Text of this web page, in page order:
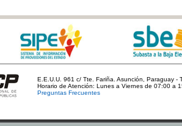
E.E.U.U. 961 c/ Tte. Fariña. Asunción, Paraguay -
Horario de Atención: Lunes a Viernes de 07:00 a
Preguntas Frecuentes